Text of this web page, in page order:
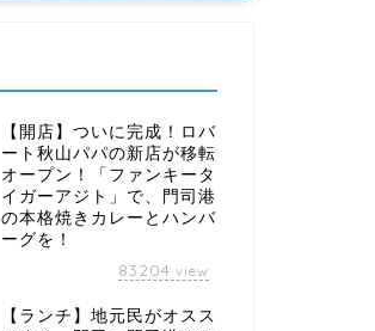
【開店】ついに完成！ロバ
ート秋山パパの新店が移転
オープン！「ファンキータ
イガーアジト」で、門司港
の本格焼きカレーとハンバ
ーグを！
83204 view
【ランチ】地元民がオスス